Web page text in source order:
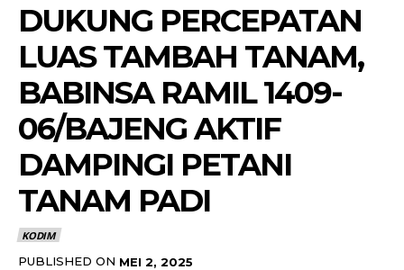
DUKUNG PERCEPATAN
LUAS TAMBAH TANAM,
BABINSA RAMIL 1409-
06/BAJENG AKTIF
DAMPINGI PETANI
TANAM PADI
KODIM
PUBLISHED ON MEI 2, 2025